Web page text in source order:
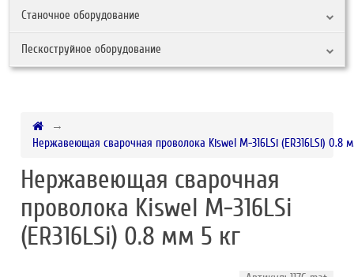
Станочное оборудование
Пескоструйное оборудование
Нержавеющая сварочная проволока Kiswel M-316LSi (ER316LSi) 0.8
Нержавеющая сварочная
проволока Kiswel M-316LSi
(ER316LSi) 0.8 мм 5 кг